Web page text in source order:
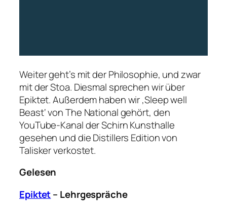
Weiter geht’s mit der Philosophie, und zwar
mit der Stoa. Diesmal sprechen wir über
Epiktet. Außerdem haben wir ‚Sleep well
Beast‘ von The National gehört, den
YouTube-Kanal der Schirn Kunsthalle
gesehen und die Distillers Edition von
Talisker verkostet.
Gelesen
Epiktet– Lehrgespräche